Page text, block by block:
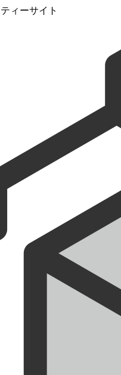
ィーサイト